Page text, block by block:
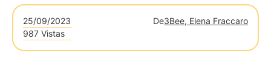
25/09/2023 De3Bee, Elena Fraccaro
987 Vistas